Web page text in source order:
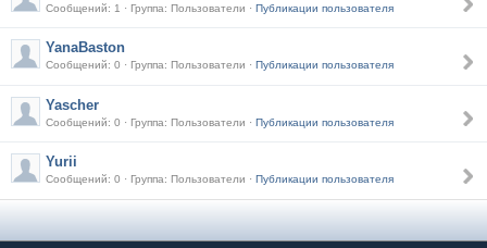
Сообщений: 1 · Группа: Пользователи · Публикации пользователя
YanaBaston
Сообщений: 0 · Группа: Пользователи · Публикации пользователя
Yascher
Сообщений: 0 · Группа: Пользователи · Публикации пользователя
Yurii
Сообщений: 0 · Группа: Пользователи · Публикации пользователя